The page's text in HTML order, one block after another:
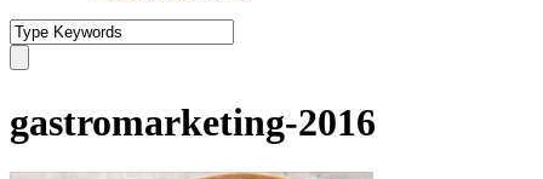
gastromarketing-2016